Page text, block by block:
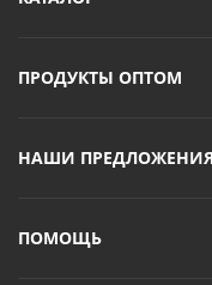
ПРОДУКТЫ ОПТОМ
НАШИ ПРЕДЛОЖЕНИЯ
ПОМОЩЬ